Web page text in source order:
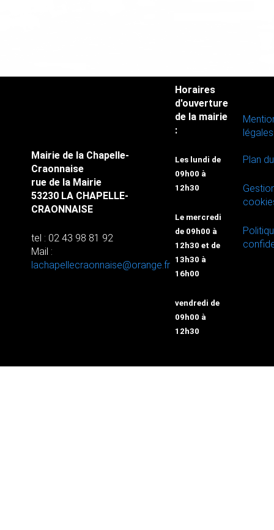
Mairie de la Chapelle-
Craonnaise
rue de la Mairie
53230 LA CHAPELLE-
CRAONNAISE
tel : 02 43 98 81 92
Mail :
lachapellecraonnaise@orange.fr
Horaires
d'ouverture
de la mairie
:
Les lundi de
09h00 à
12h30
Le mercredi
de 09h00 à
12h30 et de
13h30 à
16h00
vendredi de
09h00 à
12h30
légales
Plan